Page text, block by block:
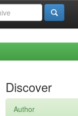
Discover
Author